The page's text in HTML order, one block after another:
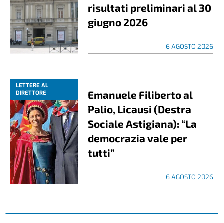
risultati preliminari al 30
giugno 2026
6 AGOSTO 2026
LETTERE AL
DIRETTORE
Emanuele Filiberto al
Palio, Licausi (Destra
Sociale Astigiana): “La
democrazia vale per
tutti”
6 AGOSTO 2026